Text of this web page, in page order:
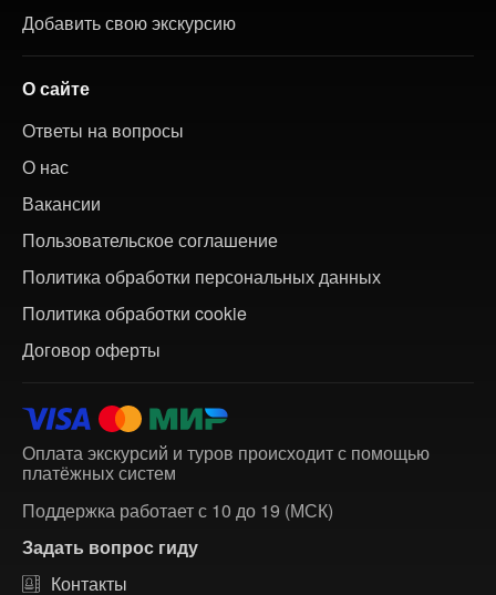
Добавить свою экскурсию
О сайте
Ответы на вопросы
О нас
Вакансии
Пользовательское соглашение
Политика обработки персональных данных
Политика обработки cookie
Договор оферты
Оплата экскурсий и туров происходит с помощью
платёжных систем
Поддержка работает с 10 до 19 (МСК)
Задать вопрос гиду
Контакты